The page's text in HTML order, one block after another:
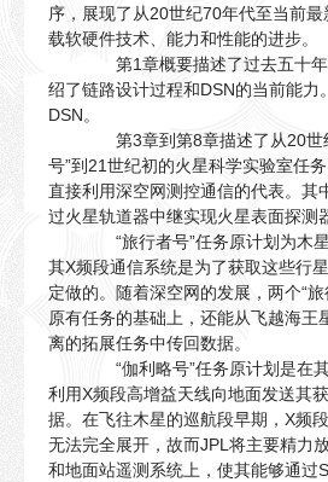
序，展现了从20世纪70年代至当前
载软硬件技术、能力和性能的进步。
第1章概要描述了过去五十年
绍了链路设计过程和DSN的当前能力
DSN。
第3章到第8章描述了从20世
号”到21世纪初的火星科学实验室任
直接利用深空网测控通信的代表。其
过火星轨道器中继实现火星表面探测
“旅行者号”任务原计划为木星
其X频段通信系统是为了获取这些行
定做的。随着深空网的发展，两个“
原有任务的基础上，还能从飞越海王
离的拓展任务中传回数据。
“伽利略号”任务原计划是在其
利用X频段高增益天线向地面发送其
据。在飞往木星的巡航段早期，X频
无法完全展开，故而JPL将主要精力
和地面站遥测系统上，使其能够通过